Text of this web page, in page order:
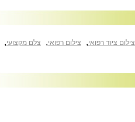
צילום ציוד רפואי, צילום רפואי, צלם מקצועי,